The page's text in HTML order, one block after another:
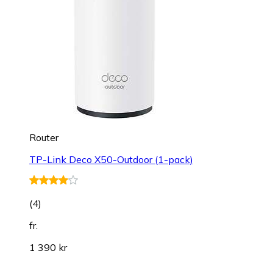
Router
TP-Link Deco X50-Outdoor (1-pack)
(4)
fr.
1 390 kr